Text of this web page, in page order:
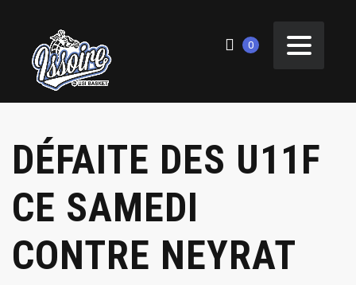
0
DÉFAITE DES U11F
CE SAMEDI
CONTRE NEYRAT